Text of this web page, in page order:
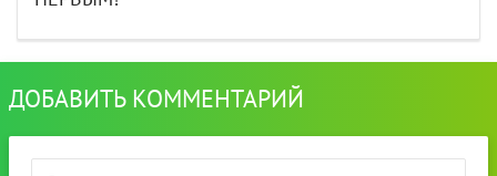
ДОБАВИТЬ КОММЕНТАРИЙ